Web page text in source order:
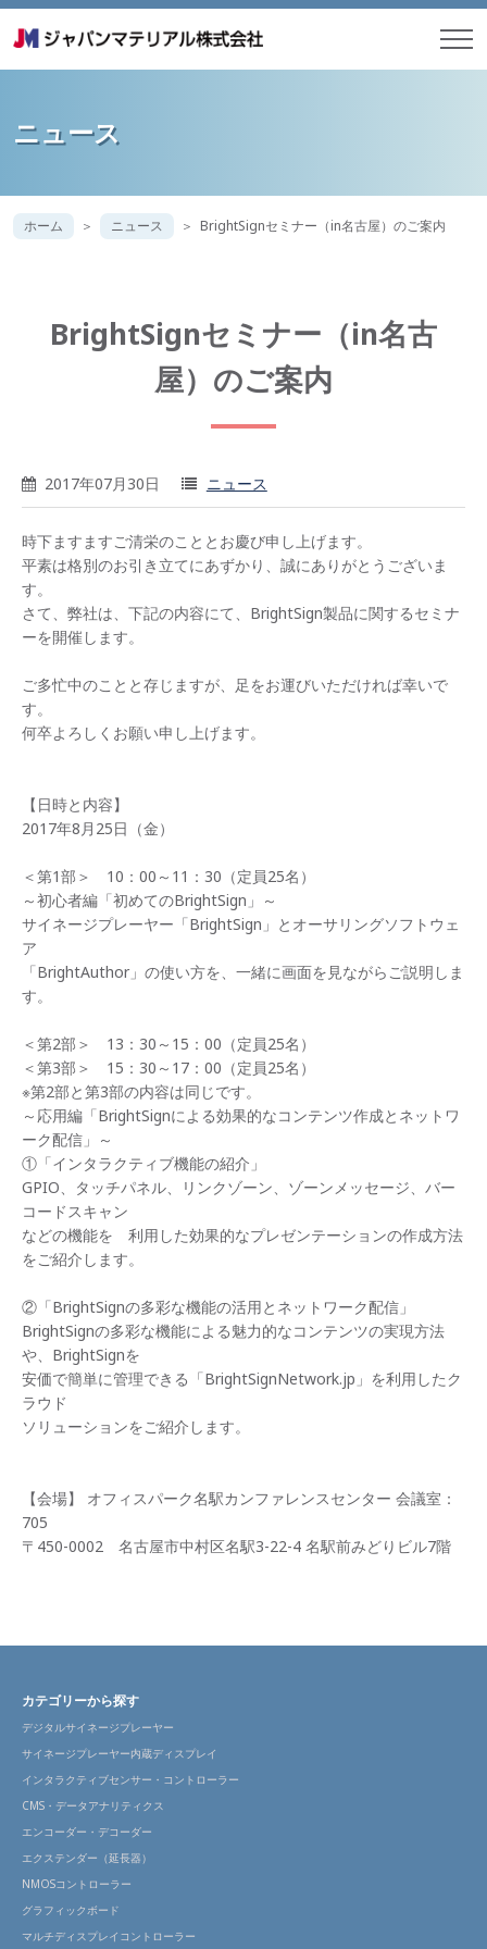
ニュース
ホーム ニュース BrightSignセミナー（in名古屋）のご案内
BrightSignセミナー（in名古
屋）のご案内
2017年07月30日 ニュース
時下ますますご清栄のこととお慶び申し上げます。
平素は格別のお引き立てにあずかり、誠にありがとうございま
す。
さて、弊社は、下記の内容にて、BrightSign製品に関するセミナ
ーを開催します。
ご多忙中のことと存じますが、足をお運びいただければ幸いで
す。
何卒よろしくお願い申し上げます。
【日時と内容】
2017年8月25日（金）
＜第1部＞ 10：00～11：30（定員25名）
～初心者編「初めてのBrightSign」～
サイネージプレーヤー「BrightSign」とオーサリングソフトウェ
ア
「BrightAuthor」の使い方を、一緒に画面を見ながらご説明しま
す。
＜第2部＞ 13：30～15：00（定員25名）
＜第3部＞ 15：30～17：00（定員25名）
※第2部と第3部の内容は同じです。
～応用編「BrightSignによる効果的なコンテンツ作成とネットワ
ーク配信」～
①「インタラクティブ機能の紹介」
GPIO、タッチパネル、リンクゾーン、ゾーンメッセージ、バー
コードスキャン
などの機能を 利用した効果的なプレゼンテーションの作成方法
をご紹介します。
②「BrightSignの多彩な機能の活用とネットワーク配信」
BrightSignの多彩な機能による魅力的なコンテンツの実現方法
や、BrightSignを
安価で簡単に管理できる「BrightSignNetwork.jp」を利用したク
ラウド
ソリューションをご紹介します。
【会場】 オフィスパーク名駅カンファレンスセンター 会議室：
705
〒450-0002 名古屋市中村区名駅3-22-4 名駅前みどりビル7階
カテゴリーから探す
デジタルサイネージプレーヤー
サイネージプレーヤー内蔵ディスプレイ
インタラクティブセンサー・コントローラー
CMS・データアナリティクス
エンコーダー・デコーダー
エクステンダー（延長器）
NMOSコントローラー
グラフィックボード
マルチディスプレイコントローラー